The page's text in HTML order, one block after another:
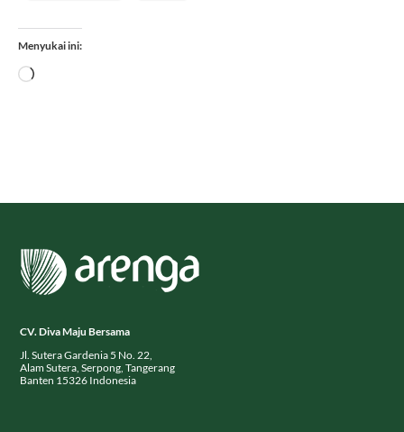
Menyukai ini:
Memuat...
CV. Diva Maju Bersama
Jl. Sutera Gardenia 5 No. 22,
Alam Sutera, Serpong, Tangerang
Banten 15326 Indonesia